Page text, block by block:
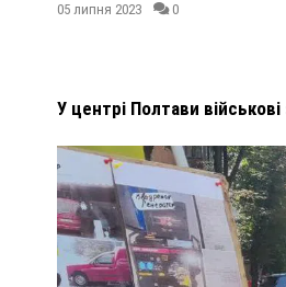
05 липня 2023 0
У центрі Полтави